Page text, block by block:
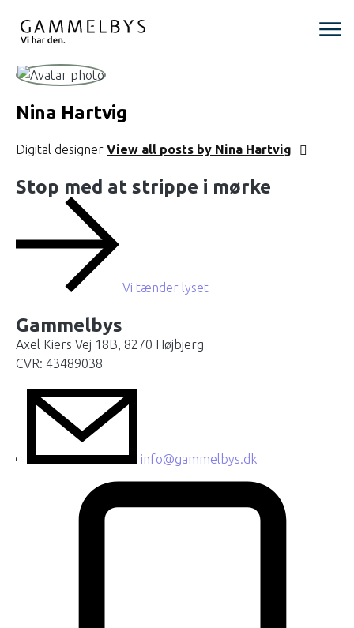
Nina Hartvig
Digital designer View all posts by Nina Hartvig
Stop med at strippe i mørke
Vi tænder lyset
Gammelbys
Axel Kiers Vej 18B, 8270 Højbjerg
CVR: 43489038
info@gammelbys.dk